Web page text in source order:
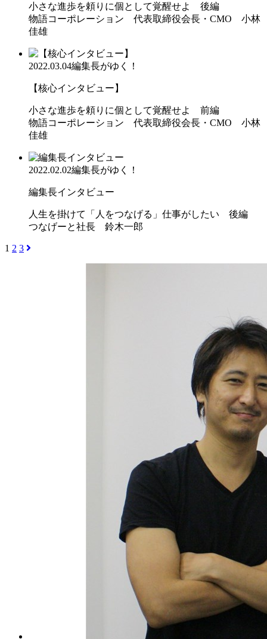
小さな進歩を頼りに個として覚醒せよ 後編
物語コーポレーション 代表取締役会長・CMO 小林
佳雄
2022.03.04編集長がゆく！
【核心インタビュー】
小さな進歩を頼りに個として覚醒せよ 前編
物語コーポレーション 代表取締役会長・CMO 小林
佳雄
2022.02.02編集長がゆく！
編集長インタビュー
人生を掛けて「人をつなげる」仕事がしたい 後編
つなげーと社長 鈴木一郎
1 2 3